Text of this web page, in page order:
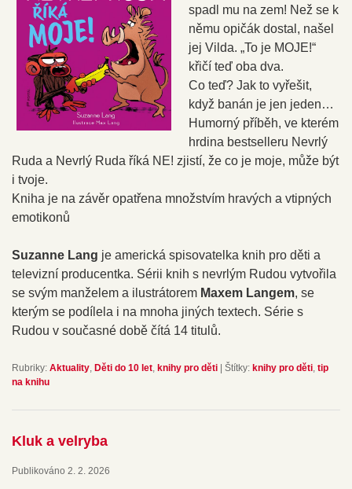
spadl mu na zem! Než se k
němu opičák dostal, našel
jej Vilda. „To je MOJE!“
křičí teď oba dva.
Co teď? Jak to vyřešit,
když banán je jen jeden…
Humorný příběh, ve kterém
hrdina bestselleru Nevrlý
Ruda a Nevrlý Ruda říká NE! zjistí, že co je moje, může být
i tvoje.
Kniha je na závěr opatřena množstvím hravých a vtipných
emotikonů
Suzanne Lang je americká spisovatelka knih pro děti a
televizní producentka. Sérii knih s nevrlým Rudou vytvořila
se svým manželem a ilustrátorem Maxem Langem, se
kterým se podílela i na mnoha jiných textech. Série s
Rudou v současné době čítá 14 titulů.
Rubriky: Aktuality Děti do 10 let knihy pro děti | Štítky: knihy pro děti tip
na knihu
Kluk a velryba
Publikováno 2. 2. 2026